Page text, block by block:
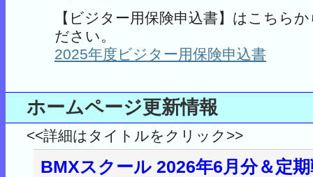
【ビジター用保険申込書】はこちら
ださい。
2025年度ビジター用保険申込書
ホームページ更新情報
<<詳細はタイトルをクリック>>
BMXスクール 2026年6月分＆定